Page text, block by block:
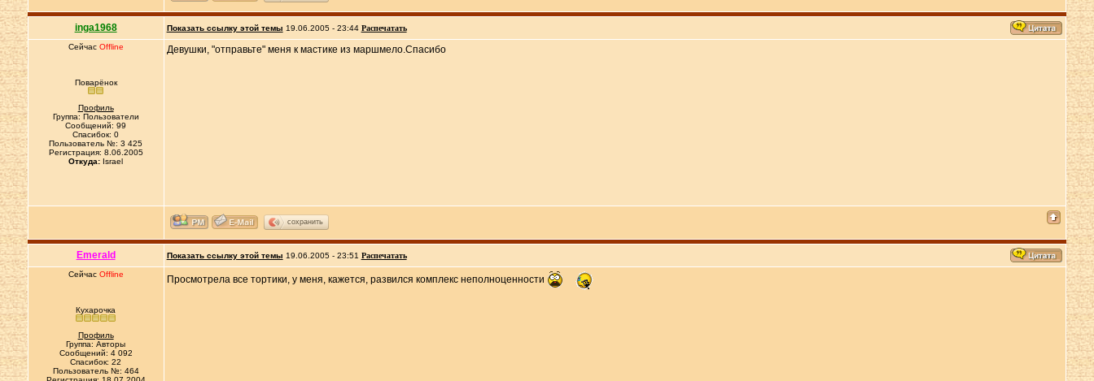
inga1968 Показать ссылку этой темы 19.06.2005 - 23:44 Распечатать
Сейчас Offline
Поварёнок
Профиль
Группа: Пользователи
Сообщений: 99
Спасибок: 0
Пользователь №: 3 425
Регистрация: 8.06.2005
Откуда: Israel
Девушки, "отправьте" меня к мастике из маршмело.Спасибо
сохранить
Emerald Показать ссылку этой темы 19.06.2005 - 23:51 Распечатать
Сейчас Offline
Кухарочка
Профиль
Группа: Авторы
Сообщений: 4 092
Спасибок: 22
Пользователь №: 464
Просмотрела все тортики, у меня, кажется, развился комплекс неполноценности